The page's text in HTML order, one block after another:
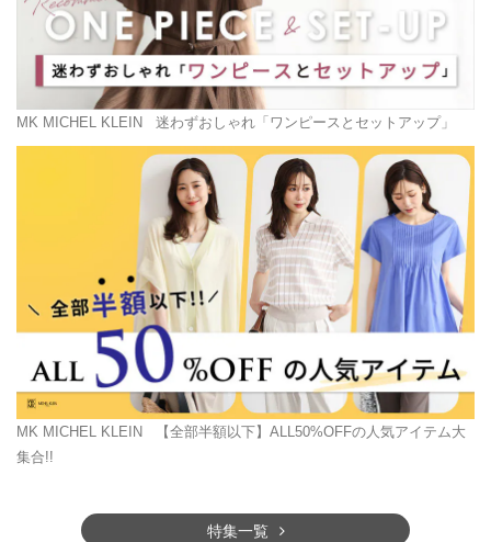
MK MICHEL KLEIN 迷わずおしゃれ「ワンピースとセットアップ」
MK MICHEL KLEIN
【全部半額以下】ALL50%OFFの人気アイテム大
集合!!
特集一覧